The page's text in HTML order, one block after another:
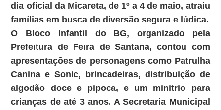
dia oficial da Micareta, de 1º a 4 de maio, atraiu
famílias em busca de diversão segura e lúdica.
O Bloco Infantil do BG, organizado pela
Prefeitura de Feira de Santana, contou com
apresentações de personagens como Patrulha
Canina e Sonic, brincadeiras, distribuição de
algodão doce e pipoca, e um minitrio para
crianças de até 3 anos. A Secretaria Municipal